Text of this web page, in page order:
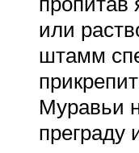
или
штамм
Муравьи
преграду